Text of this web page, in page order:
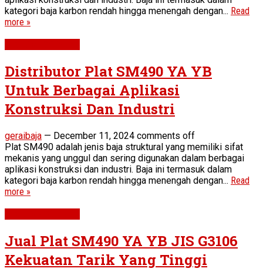
kategori baja karbon rendah hingga menengah dengan... Read
more »
Distributor Plat SM490 YA YB
Untuk Berbagai Aplikasi
Konstruksi Dan Industri
geraibaja — December 11, 2024 comments off
Plat SM490 adalah jenis baja struktural yang memiliki sifat
mekanis yang unggul dan sering digunakan dalam berbagai
aplikasi konstruksi dan industri. Baja ini termasuk dalam
kategori baja karbon rendah hingga menengah dengan... Read
more »
Jual Plat SM490 YA YB JIS G3106
Kekuatan Tarik Yang Tinggi